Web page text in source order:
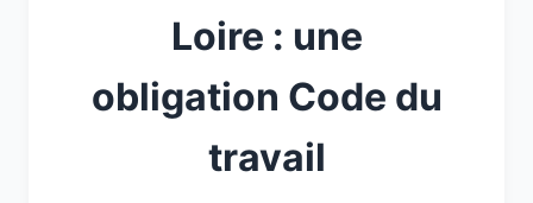
Loire : une
obligation Code du
travail